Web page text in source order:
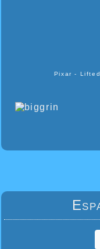
Pixar -